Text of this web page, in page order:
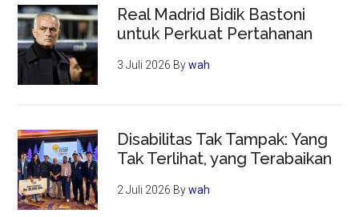
Real Madrid Bidik Bastoni
untuk Perkuat Pertahanan
3 Juli 2026 Bywah
Disabilitas Tak Tampak: Yang
Tak Terlihat, yang Terabaikan
2 Juli 2026 Bywah